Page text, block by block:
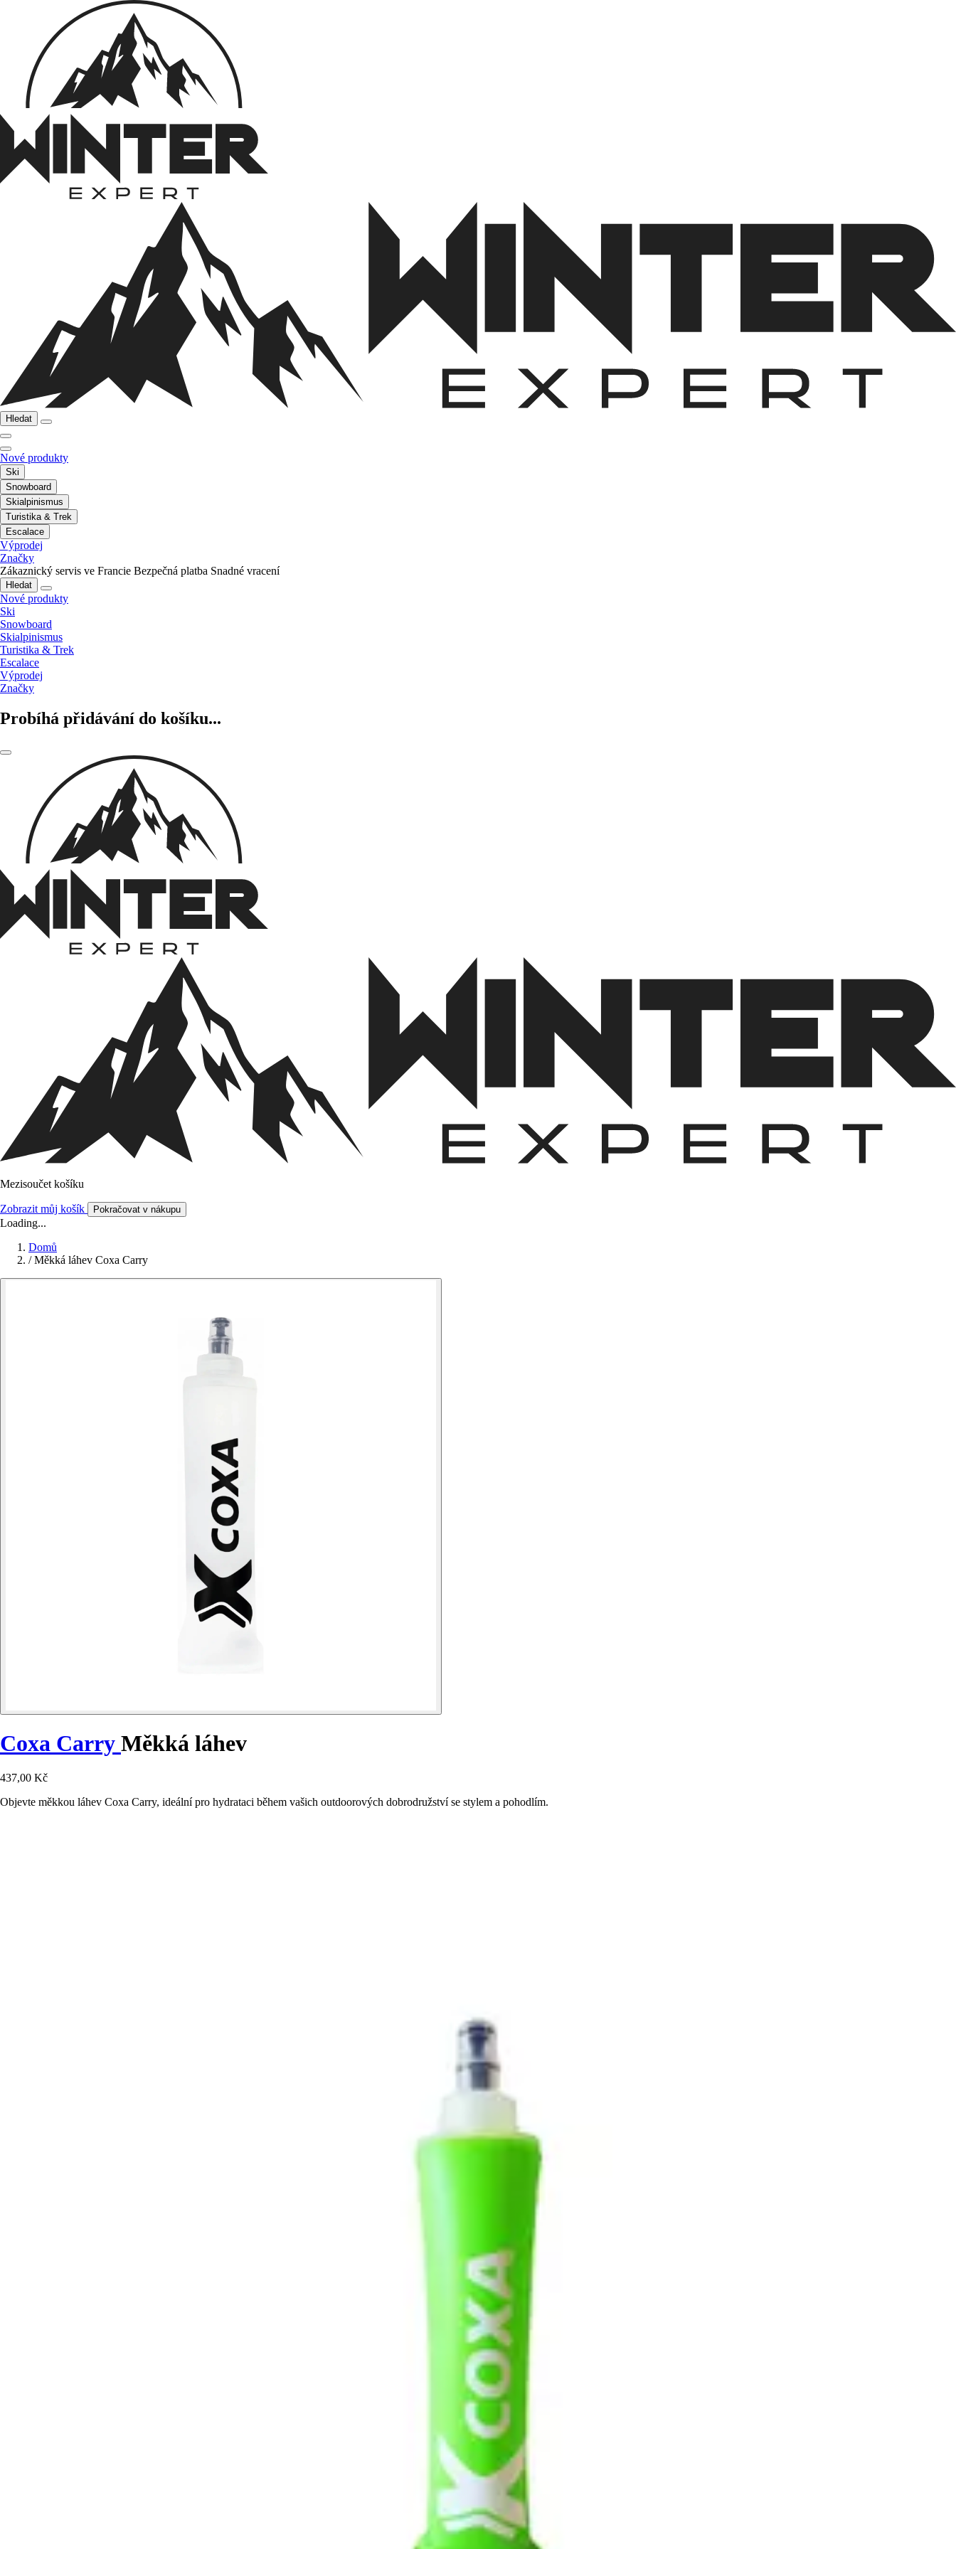
Hledat
Nové produkty
Ski
Snowboard
Skialpinismus
Turistika & Trek
Escalace
Výprodej
Značky
Zákaznický servis ve Francie Bezpečná platba Snadné vracení
Hledat
Nové produkty
Ski
Snowboard
Skialpinismus
Turistika & Trek
Escalace
Výprodej
Značky
Probíhá přidávání do košíku...
Mezisoučet košíku
Zobrazit můj košík Pokračovat v nákupu
Loading...
Domů
/ Měkká láhev Coxa Carry
Coxa Carry Měkká láhev
437,00 Kč
Objevte měkkou láhev Coxa Carry, ideální pro hydrataci během vašich outdoorových dobrodružství se stylem a pohodlím.